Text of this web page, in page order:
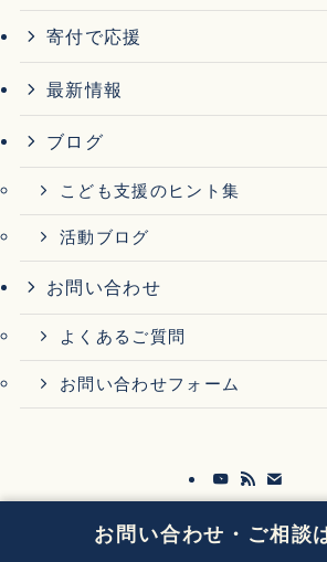
お問い合わせ・ご相談
寄付で応援
最新情報
ブログ
こども支援のヒント集
活動ブログ
お問い合わせ
よくあるご質問
お問い合わせフォーム
プライバシーポリシー 特定商取引